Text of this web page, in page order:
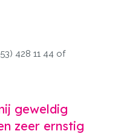
428 11 44 of
geweldig
zeer ernstig